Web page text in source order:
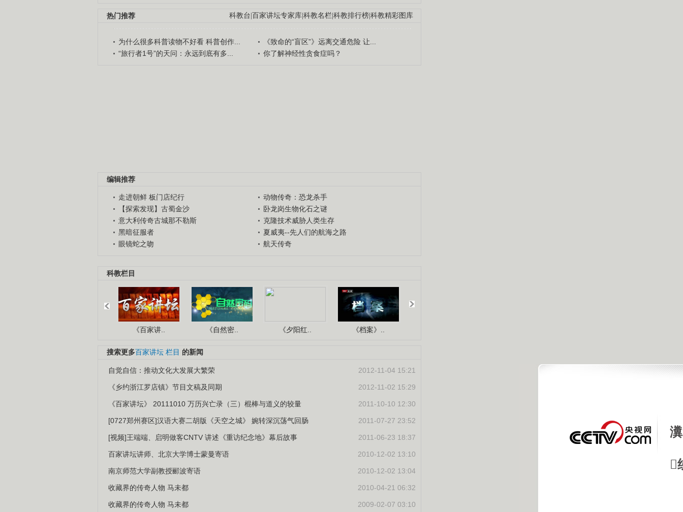

科教台 百家讲坛专家库 科教名栏 科教排行榜 科教精彩图库
热门推荐
为什么很多科普读物不好看 科普创作...
《致命的“盲区”》远离交通危险 让...
“旅行者1号”的天问：永远到底有多...
你了解神经性贪食症吗？
编辑推荐
走进朝鲜 板门店纪行
动物传奇：恐龙杀手
【探索发现】古蜀金沙
卧龙岗生物化石之谜
意大利传奇古城那不勒斯
克隆技术威胁人类生存
黑暗征服者
夏威夷--先人们的航海之路
眼镜蛇之吻
航天传奇
科教栏目
《百家讲.. 《自然密.. 《夕阳红.. 《档案》..
搜索更多百家讲坛 栏目 的新闻
2012-11-04 15:21
自觉自信：推动文化大发展大繁荣
2012-11-02 15:29
《乡约浙江罗店镇》节目文稿及同期
2011-10-10 12:30
《百家讲坛》 20111010 万历兴亡录（三）棍棒与道义的较量
2011-07-27 23:52
[0727郑州赛区]汉语大赛二胡版《天空之城》 婉转深沉荡气回肠
2011-06-23 18:37
[视频]王端端、启明做客CNTV 讲述《重访纪念地》幕后故事
2010-12-02 13:10
百家讲坛讲师、北京大学博士蒙曼寄语
2010-12-02 13:04
南京师范大学副教授郦波寄语
2010-04-21 06:32
收藏界的传奇人物 马未都
2009-02-07 03:10
收藏界的传奇人物 马未都